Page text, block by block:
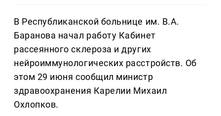
В Республиканской больнице им. В.А.
Баранова начал работу Кабинет
рассеянного склероза и других
нейроиммунологических расстройств. Об
этом 29 июня сообщил министр
здравоохранения Карелии Михаил
Охлопков.